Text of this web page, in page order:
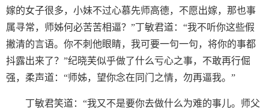
嫁的女子很多，小妹不过心慕先师高德，不愿出嫁，那也事
属寻常，师姊何必苦苦相逼？”丁敏君道：“我不听你这些假
撇清的言语。你不刺他眼睛，我可要一句一句，将你的事都
抖露出来了？”纪晓芙似乎做了什么亏心之事，不敢再行倔
强，柔声道：“师姊，望你念在同门之情，勿再逼我。”
丁敏君笑道：“我又不是要你去做什么为难的事儿。师父